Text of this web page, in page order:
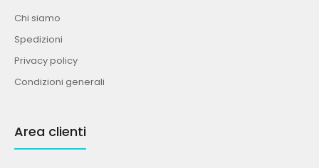
Chi siamo
Spedizioni
Privacy policy
Condizioni generali
Area clienti